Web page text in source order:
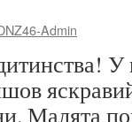
Admin
Малята